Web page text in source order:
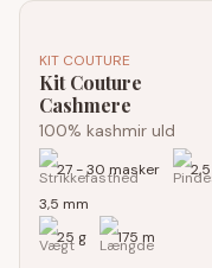
KIT COUTURE
Kit Couture
Cashmere
100% kashmir uld
27 - 30 masker
3,5 mm
25 g
175 m